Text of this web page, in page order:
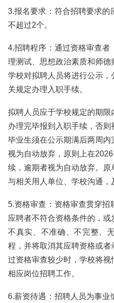
3.报名要求：符合招聘要求的
不超过2个。
4.招聘程序：通过资格审查
理测试、思想政治素质和师德
学校对拟聘人员将进行公示
关规定办理入职手续。
拟聘人员应于学校规定的期
办理完毕报到入职手续，否
毕业生须在公示期满后两周
视为自动放弃，原则上在
续，逾期者视为自动放弃。
与相关用人单位、学校沟通，
5.资格审查：资格审查贯穿
应聘者不符合资格条件的，
不真实、不准确、不完整、
程，并将取消其应聘资格或
过资格审查较少时，学校将
相应岗位招聘工作。
6.薪资待遇：招聘人员为事